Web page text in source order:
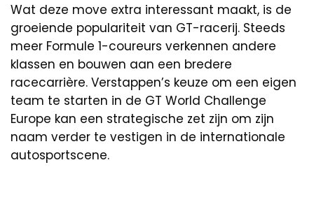
Wat deze move extra interessant maakt, is de
groeiende populariteit van GT-racerij. Steeds
meer Formule 1-coureurs verkennen andere
klassen en bouwen aan een bredere
racecarrière. Verstappen’s keuze om een eigen
team te starten in de GT World Challenge
Europe kan een strategische zet zijn om zijn
naam verder te vestigen in de internationale
autosportscene.